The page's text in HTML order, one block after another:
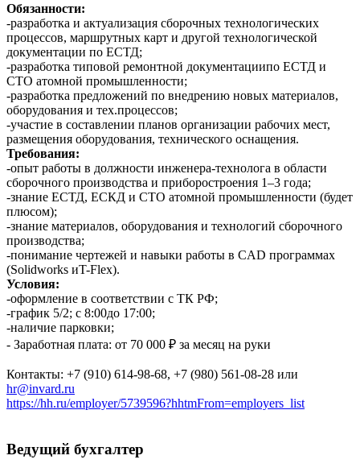
Обязанности:
-разработка и актуализация сборочных технологических
процессов, маршрутных карт и другой технологической
документации по ЕСТД;
-разработка типовой ремонтной документациипо ЕСТД и
СТО атомной промышленности;
-разработка предложений по внедрению новых материалов,
оборудования и тех.процессов;
-участие в составлении планов организации рабочих мест,
размещения оборудования, технического оснащения.
Требования:
-опыт работы в должности инженера-технолога в области
сборочного производства и приборостроения 1–3 года;
-знание ЕСТД, ЕСКД и СТО атомной промышленности (будет
плюсом);
-знание материалов, оборудования и технологий сборочного
производства;
-понимание чертежей и навыки работы в CAD программах
(Solidworks иT-Flex).
Условия:
-оформление в соответствии с ТК РФ;
-график 5/2; с 8:00до 17:00;
-наличие парковки;
- Заработная плата: от 70 000 ₽ за месяц на руки
Контакты: +7 (910) 614-98-68, +7 (980) 561-08-28 или
hr@invard.ru
https://hh.ru/employer/5739596?hhtmFrom=employers_list
Ведущий бухгалтер